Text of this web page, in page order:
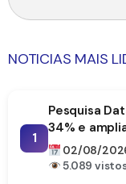
NOTICIAS MAIS
1
Pesquisa
34% e
da Paraíba
02/08/
5.089